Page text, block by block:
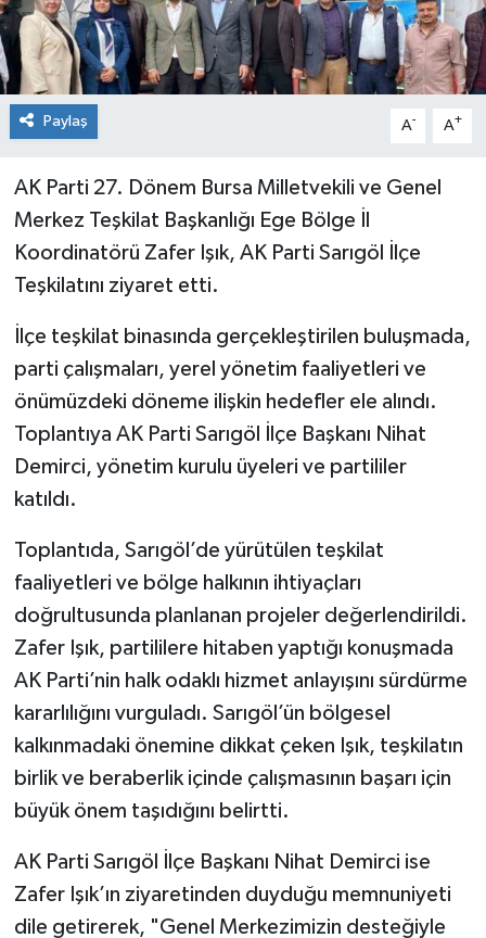
Paylaş A- A+
AK Parti 27. Dönem Bursa Milletvekili ve Genel
Merkez Teşkilat Başkanlığı Ege Bölge İl
Koordinatörü Zafer Işık, AK Parti Sarıgöl İlçe
Teşkilatını ziyaret etti.
İlçe teşkilat binasında gerçekleştirilen buluşmada,
parti çalışmaları, yerel yönetim faaliyetleri ve
önümüzdeki döneme ilişkin hedefler ele alındı.
Toplantıya AK Parti Sarıgöl İlçe Başkanı Nihat
Demirci, yönetim kurulu üyeleri ve partililer
katıldı.
Toplantıda, Sarıgöl’de yürütülen teşkilat
faaliyetleri ve bölge halkının ihtiyaçları
doğrultusunda planlanan projeler değerlendirildi.
Zafer Işık, partililere hitaben yaptığı konuşmada
AK Parti’nin halk odaklı hizmet anlayışını sürdürme
kararlılığını vurguladı. Sarıgöl’ün bölgesel
kalkınmadaki önemine dikkat çeken Işık, teşkilatın
birlik ve beraberlik içinde çalışmasının başarı için
büyük önem taşıdığını belirtti.
AK Parti Sarıgöl İlçe Başkanı Nihat Demirci ise
Zafer Işık’ın ziyaretinden duyduğu memnuniyeti
dile getirerek, "Genel Merkezimizin desteğiyle